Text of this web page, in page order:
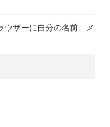
ウザーに自分の名前、メ